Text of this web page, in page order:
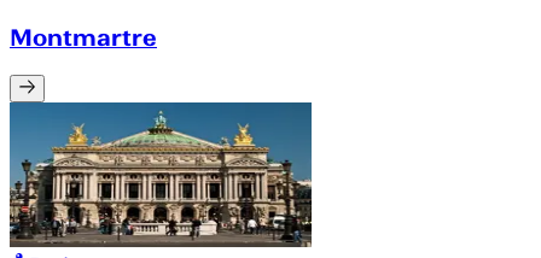
Montmartre